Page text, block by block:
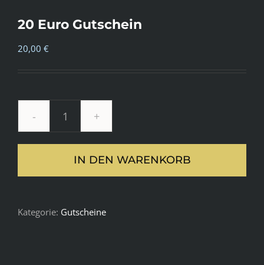
20 Euro Gutschein
20,00 €
20
Euro
Gutschein
Menge
IN DEN WARENKORB
Kategorie: Gutscheine